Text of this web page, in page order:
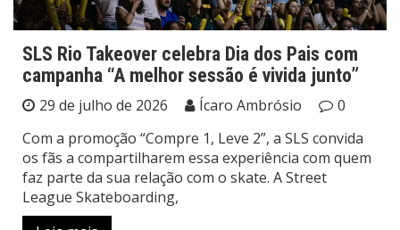
SLS Rio Takeover celebra Dia dos Pais com
campanha “A melhor sessão é vivida junto”
29 de julho de 2026 Ícaro Ambrósio
0
Com a promoção “Compre 1, Leve 2”, a SLS convida
os fãs a compartilharem essa experiência com quem
faz parte da sua relação com o skate. A Street
League Skateboarding,